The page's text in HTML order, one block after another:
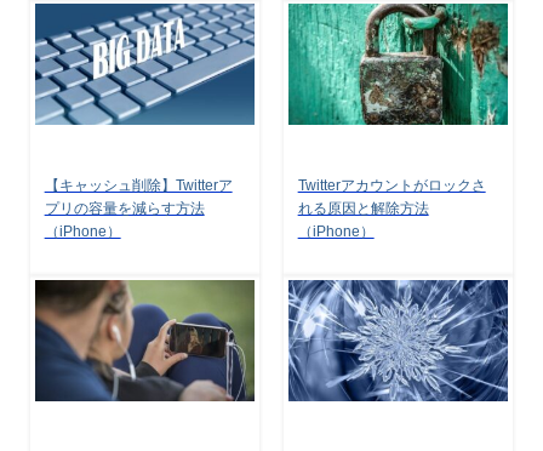
【キャッシュ削除】Twitterア
プリの容量を減らす方法
（iPhone）
Twitterアカウントがロックさ
れる原因と解除方法
（iPhone）